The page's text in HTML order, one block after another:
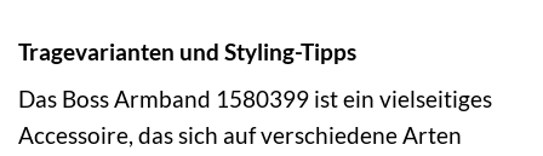
Tragevarianten und Styling-Tipps
Das Boss Armband 1580399 ist ein vielseitiges
Accessoire, das sich auf verschiedene Arten